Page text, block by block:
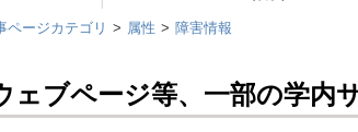
ページカテゴリ 属性 障害情報
ェブページ等、一部の学